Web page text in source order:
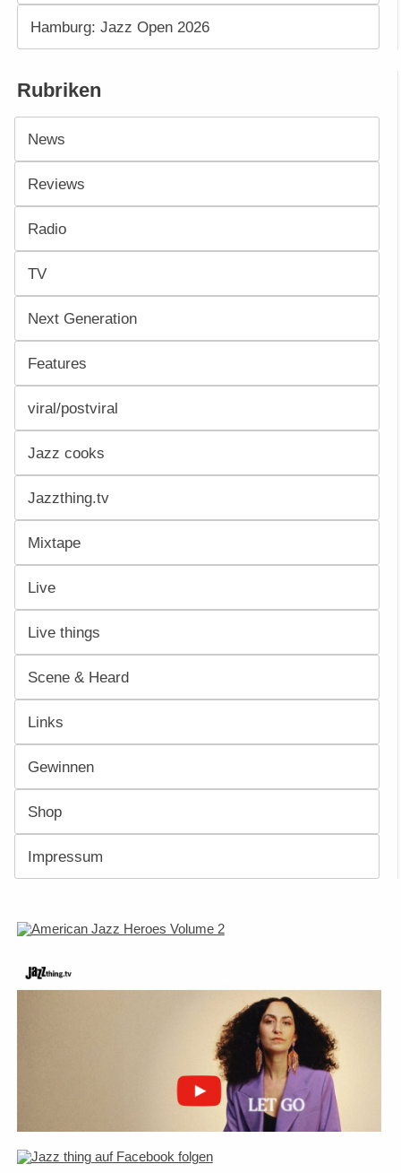
Hamburg: Jazz Open 2026
Rubriken
News
Reviews
Radio
TV
Next Generation
Features
viral/postviral
Jazz cooks
Jazzthing.tv
Mixtape
Live
Live things
Scene & Heard
Links
Gewinnen
Shop
Impressum